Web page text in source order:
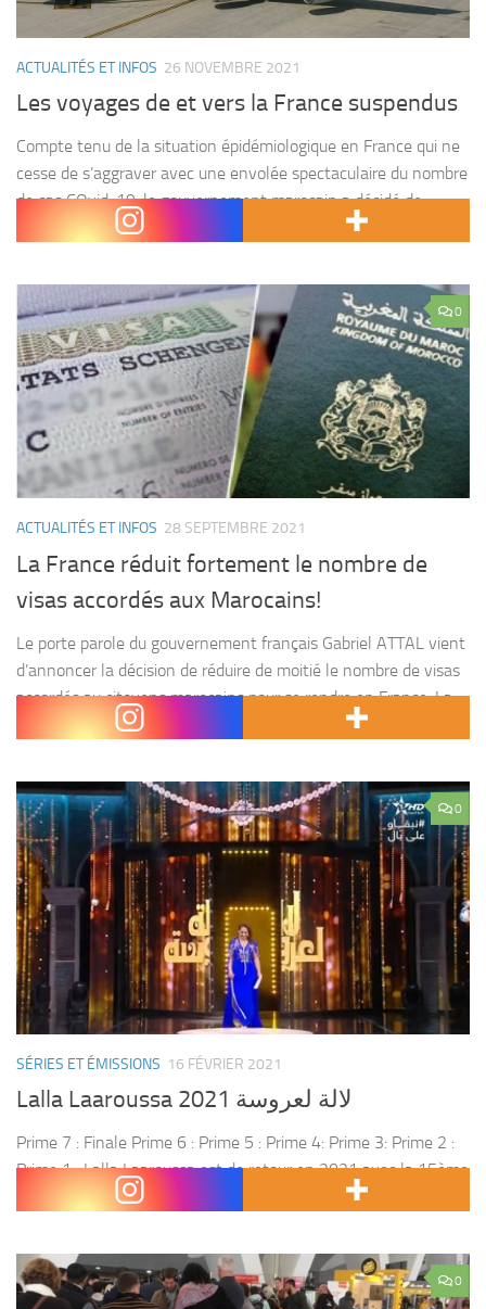
ACTUALITÉS ET INFOS 26 NOVEMBRE 2021
Les voyages de et vers la France suspendus
Compte tenu de la situation épidémiologique en France qui ne
cesse de s’aggraver avec une envolée spectaculaire du nombre
de cas COvid-19, le gouvernement marocain a décidé de
suspendre l’ensemble des liaisons maritimes et...
0
ACTUALITÉS ET INFOS 28 SEPTEMBRE 2021
La France réduit fortement le nombre de
visas accordés aux Marocains!
Le porte parole du gouvernement français Gabriel ATTAL vient
d’annoncer la décision de réduire de moitié le nombre de visas
accordés au citoyens marocains pour se rendre en France. La
France espère mettre la...
0
SÉRIES ET ÉMISSIONS 16 FÉVRIER 2021
Lalla Laaroussa 2021 لالة لعروسة
Prime 7 : Finale Prime 6 : Prime 5 : Prime 4: Prime 3: Prime 2 :
Prime 1 : Lalla Laaroussa est de retour en 2021 avec la 15ème
édition avec de nouveaux...
0